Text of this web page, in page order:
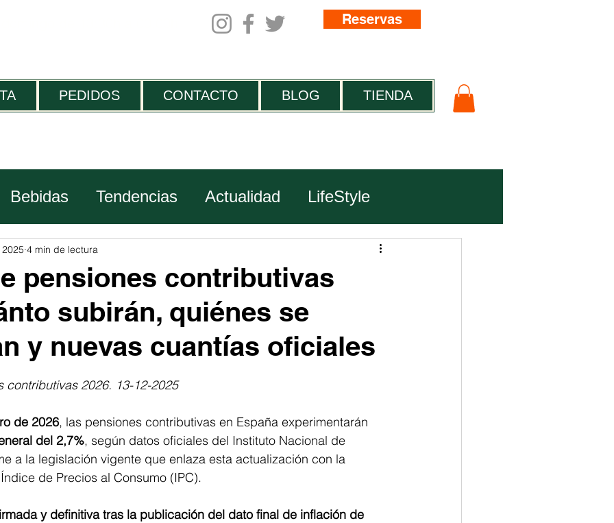
Reservas
PEDIDOS CONTACTO BLOG TIENDA
Bebidas Tendencias Actualidad LifeStyle
Viajes
pensiones contributivas
subirán, quiénes se
y nuevas cuantías oficiales
4 min de lectura
contributivas 2026. 13-12-2025
de 2026, las pensiones contributivas en España experimentarán
del 2,7%, según datos oficiales del Instituto Nacional de
a la legislación vigente que enlaza esta actualización con la
de Precios al Consumo (IPC).
y definitiva tras la publicación del dato final de inflación de